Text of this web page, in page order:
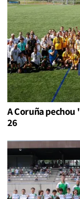
A Coruña pechou
26